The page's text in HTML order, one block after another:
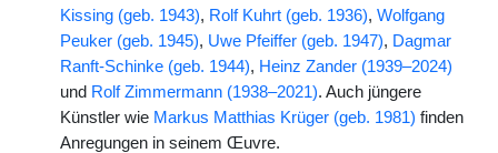
Kissing (geb. 1943), Rolf Kuhrt (geb. 1936), Wolfgang
Peuker (geb. 1945), Uwe Pfeiffer (geb. 1947), Dagmar
Ranft-Schinke (geb. 1944), Heinz Zander (1939–2024)
und Rolf Zimmermann (1938–2021). Auch jüngere
Künstler wie Markus Matthias Krüger (geb. 1981) finden
Anregungen in seinem Œuvre.